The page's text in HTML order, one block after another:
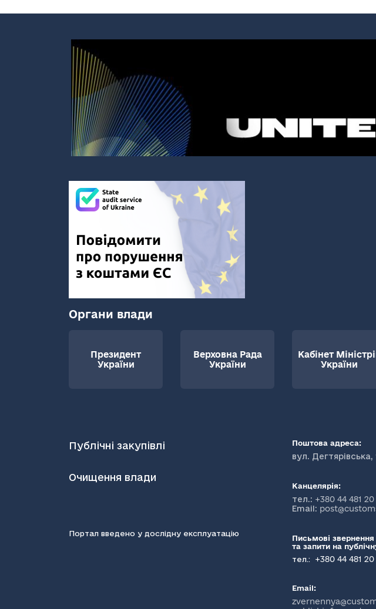
Органи влади
Президент
України
Верховна Рада
України
Кабінет
України
Публічні закупівлі
Очищення влади
Портал введено у дослідну експлуатацію
Поштова адреса:
вул. Дегтярівська,
Канцелярія:
тел.: +380 44 481 20
Email:
Письмові
та запити на
тел.:
+380 44 481 20
Email: